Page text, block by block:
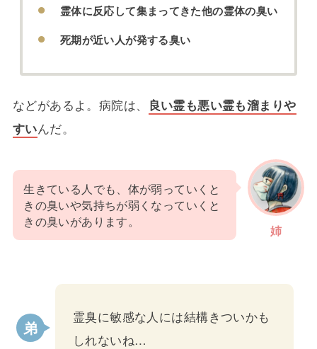
霊体に反応して集まってきた他の霊体の臭い
死期が近い人が発する臭い
などがあるよ。病院は、
良い霊も悪い霊も溜まりや
すいんだ。
姉
生きている人でも、体が弱っていくと
きの臭いや気持ちが弱くなっていくと
きの臭いがあります。
霊臭に敏感な人には結構きついかも
しれないね…